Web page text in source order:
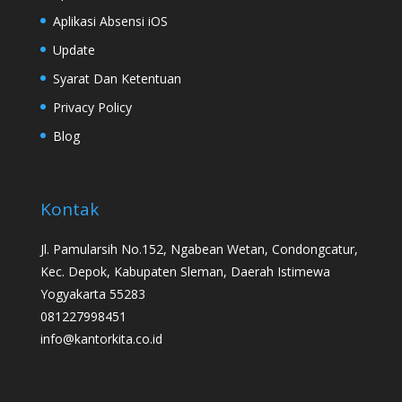
Aplikasi Absensi iOS
Update
Syarat Dan Ketentuan
Privacy Policy
Blog
Kontak
Jl. Pamularsih No.152, Ngabean Wetan, Condongcatur,
Kec. Depok, Kabupaten Sleman, Daerah Istimewa
Yogyakarta 55283
081227998451
info@kantorkita.co.id